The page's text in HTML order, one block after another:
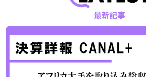
最新記事